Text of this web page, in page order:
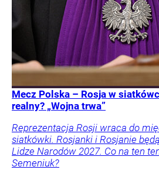
Mecz Polska – Rosja w
realny? „Wojna trwa”
Reprezentacja Rosji wraca do
siatkówki. Rosjanki i Rosjanie
Lidze Narodów 2027. Co na ten
Semeniuk?